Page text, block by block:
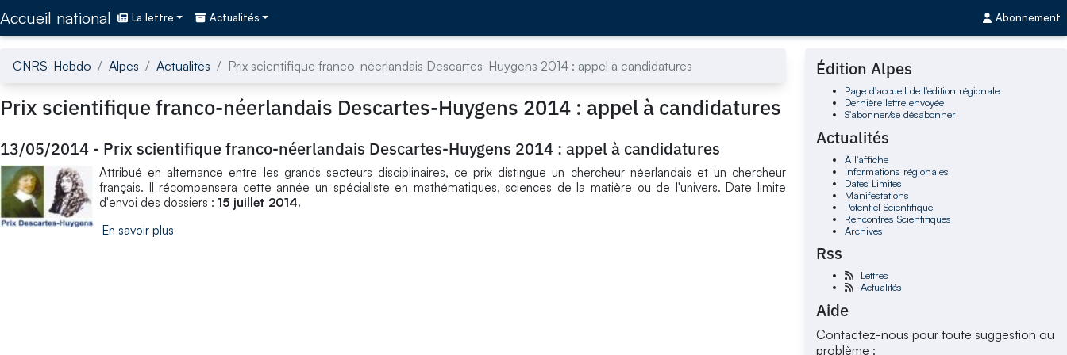
Accueil national La lettre Actualités Abonnement
CNRS-Hebdo Alpes Actualités Prix scientifique franco-néerlandais Descartes-Huygens 2014 : appel à candidatures
Prix scientifique franco-néerlandais Descartes-Huygens 2014 : appel à candidatures
13/05/2014 - Prix scientifique franco-néerlandais Descartes-Huygens 2014 : appel à candidatures
Attribué en alternance entre les grands secteurs disciplinaires, ce prix distingue un chercheur néerlandais et un chercheur
français. Il récompensera cette année un spécialiste en mathématiques, sciences de la matière ou de l'univers. Date limite
d'envoi des dossiers : 15 juillet 2014.
En savoir plus
Édition Alpes
Page d'accueil de l'édition régionale
Dernière lettre envoyée
S'abonner/se désabonner
Actualités
À l'affiche
Informations régionales
Dates Limites
Manifestations
Potentiel Scientifique
Rencontres Scientifiques
Archives
Rss
Lettres
Actualités
Aide
Contactez-nous pour toute suggestion ou
problème :